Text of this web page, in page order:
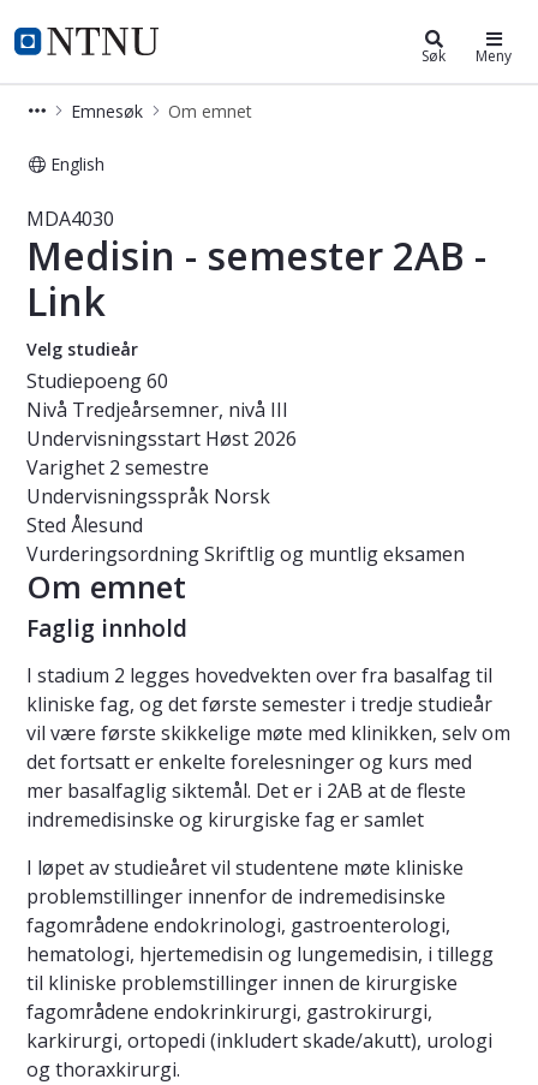
NTNU Hjemmeside
Studier Søk Meny
Emnesøk Om emnet
English
Emne - Medisin - semester 2AB -
MDA4030
Medisin - semester 2AB -
Link
Velg studieår
Studiepoeng60
Nivå Tredjeårsemner, nivå III
Undervisningsstart Høst 2026
Varighet 2 semestre
Undervisningsspråk Norsk
Sted Ålesund
VurderingsordningSkriftlig og muntlig eksamen
Om emnet
Faglig innhold
I stadium 2 legges hovedvekten over fra basalfag til
kliniske fag, og det første semester i tredje studieår
vil være første skikkelige møte med klinikken, selv om
det fortsatt er enkelte forelesninger og kurs med
mer basalfaglig siktemål. Det er i 2AB at de fleste
indremedisinske og kirurgiske fag er samlet
I løpet av studieåret vil studentene møte kliniske
problemstillinger innenfor de indremedisinske
fagområdene endokrinologi, gastroenterologi,
hematologi, hjertemedisin og lungemedisin, i tillegg
til kliniske problemstillinger innen de kirurgiske
fagområdene endokrinkirurgi, gastrokirurgi,
karkirurgi, ortopedi (inkludert skade/akutt), urologi
og thoraxkirurgi.